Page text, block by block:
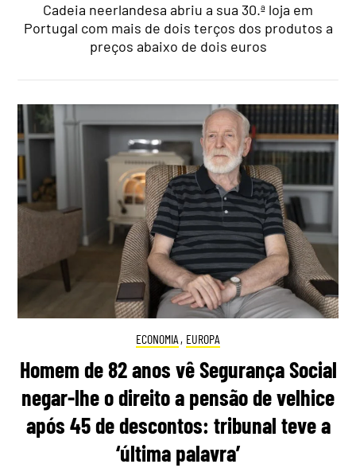
Cadeia neerlandesa abriu a sua 30.ª loja em
Portugal com mais de dois terços dos produtos a
preços abaixo de dois euros
ECONOMIA , EUROPA
Homem de 82 anos vê Segurança Social
negar-lhe o direito a pensão de velhice
após 45 de descontos: tribunal teve a
‘última palavra’